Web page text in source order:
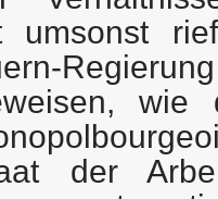
umsonst
wie
der